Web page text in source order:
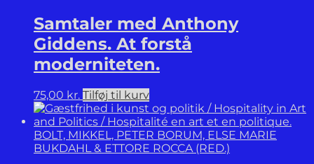
Samtaler med Anthony
Giddens. At forstå
moderniteten.
75,00 kr. Tilføj til kurv
BOLT, MIKKEL, PETER BORUM, ELSE MARIE
BUKDAHL & ETTORE ROCCA (RED.)